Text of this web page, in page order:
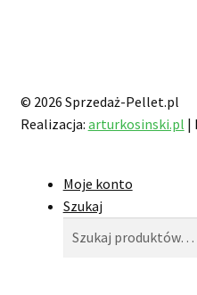
© 2026 Sprzedaż-Pellet.pl
Realizacja: arturkosinski.pl |
Moje konto
Szukaj